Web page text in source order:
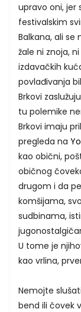
upravo oni, jer
festivalskim
Balkana, ali se
žale ni znoja,
izdavačkih
povlađivanja
Brkovi
tu polemike
Brkovi imaju
pregleda na
kao obični,
običnog
drugom i da
komšijama,
sudbinama,
U tome je
kao vrlina,
Nemojte
bend ili čovek